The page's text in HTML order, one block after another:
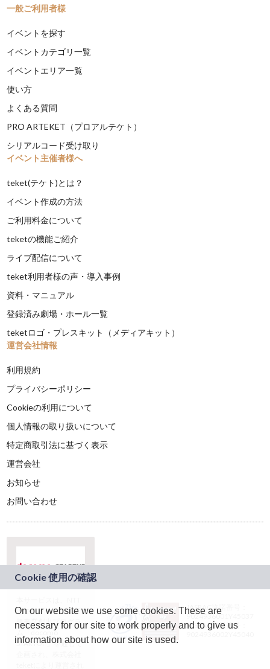
一般ご利用者様
イベントを探す
イベントカテゴリ一覧
イベントエリア一覧
使い方
よくある質問
PRO ARTEKET（プロアルテケト）
シリアルコード受け取り
イベント主催者様へ
teket(テケト)とは？
イベント作成の方法
ご利用料金について
teketの機能ご紹介
ライブ配信について
teket利用者様の声・導入事例
資料・マニュアル
登録済み劇場・ホール一覧
teketロゴ・プレスキット（メディアキット）
運営会社情報
利用規約
プライバシーポリシー
Cookieの利用について
個人情報の取り扱いについて
特定商取引法に基づく表示
運営会社
お知らせ
お問い合わせ
ドコモグループの新
規事業創出プログラ
ム「docomo
STARTUP」を通じて
JASRAC許諾番号：
9024936001Y45037
JASRAC許諾番号：
On our website we use some cookies. These are
necessary for our site to work properly and to give us
information about how our site is used.